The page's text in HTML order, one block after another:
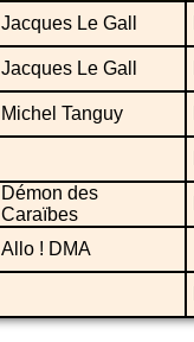
Jacques Le Gall
Jacques Le Gall
Michel Tanguy
Démon des
Caraïbes
Allo ! DMA